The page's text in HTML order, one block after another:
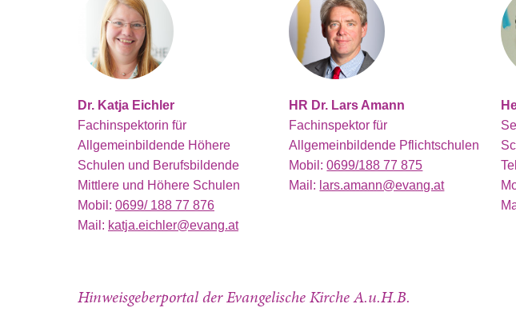
Dr. Katja Eichler
Fachinspektorin für
Allgemeinbildende Höhere
Schulen und Berufsbildende
Mittlere und Höhere Schulen
Mobil: 0699/ 188 77 876
Mail: katja.eichler@evang.at
HR Dr. Lars Amann
Fachinspektor für
Allgemeinbildende Pflichtschulen
Mobil:0699/188 77 875
Mail: lars.amann@evang.at
Hinweisgeberportal der Evangelische Kirche A.u.H.B.